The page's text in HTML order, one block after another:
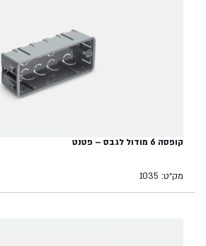
קופסה 6 מודול לגבס – פטנט
מק״ט: 1035